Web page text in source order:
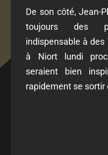
De son côté, Jean-
toujours des
indispensable à
à Niort lundi
seraient bien
rapidement se sortir